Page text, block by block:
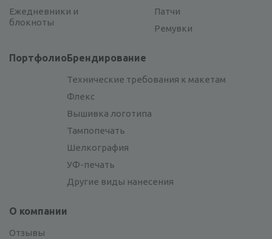
Ежедневники и
блокноты
Патчи
Ремувки
ПортфолиоБрендирование
Технические требования к макетам
Флекс
Вышивка логотипа
Тампопечать
Шелкография
УФ-печать
Другие виды нанесения
О компании
Отзывы